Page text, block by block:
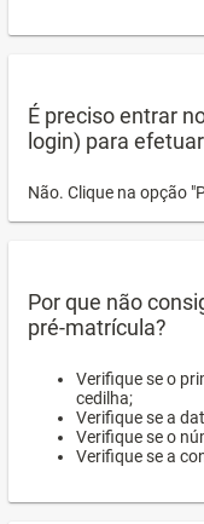
É preciso entrar
login) para
Não. Clique na opção
Por que não
pré-matrícula?
Verifique se o
cedilha;
Verifique se a
Verifique se o
Verifique se a